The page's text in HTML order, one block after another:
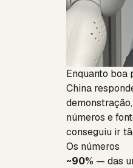
Enquanto boa
China
números e
conseguiu ir
Os números
~90% — das